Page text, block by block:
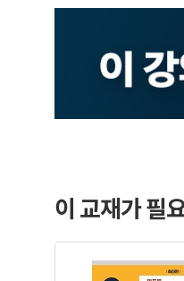
이 교재가 필